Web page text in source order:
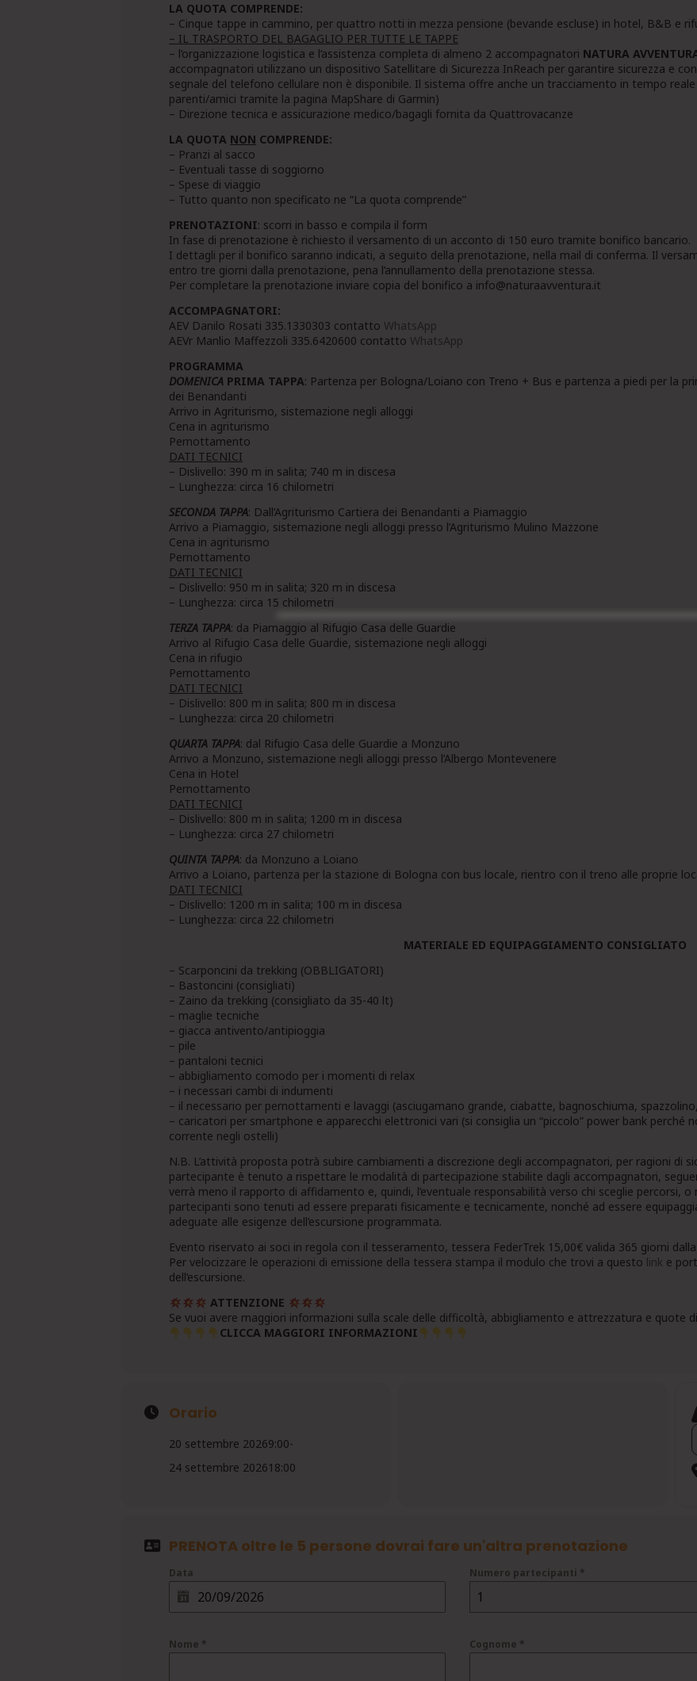
LA QUOTA COMPRENDE:
– Cinque tappe in cammino, per quattro notti in mezza pensione (bevande escluse) in hotel, B&B e
– IL TRASPORTO DEL BAGAGLIO PER TUTTE LE TAPPE
– l’organizzazione logistica e l’assistenza completa di almeno 2 accompagnatori NATURA
accompagnatori utilizzano un dispositivo Satellitare di Sicurezza InReach per garantire sicurezza e
segnale del telefono cellulare non è disponibile. Il sistema offre anche un tracciamento in tempo
parenti/amici tramite la pagina MapShare di Garmin)
– Direzione tecnica e assicurazione medico/bagagli fornita da Quattrovacanze
LA QUOTA NON COMPRENDE:
– Pranzi al sacco
– Eventuali tasse di soggiorno
– Spese di viaggio
– Tutto quanto non specificato ne “La quota comprende”
PRENOTAZIONI: scorri in basso e compila il form
In fase di prenotazione è richiesto il versamento di un acconto di 150 euro tramite bonifico bancario.
I dettagli per il bonifico saranno indicati, a seguito della prenotazione, nella mail di conferma. Il
entro tre giorni dalla prenotazione, pena l’annullamento della prenotazione stessa.
Per completare la prenotazione inviare copia del bonifico a info@naturaavventura.it
ACCOMPAGNATORI:
AEV Danilo Rosati 335.1330303 contatto WhatsApp
AEVr Manlio Maffezzoli 335.6420600 contatto WhatsApp
PROGRAMMA
DOMENICA PRIMA TAPPA: Partenza per Bologna/Loiano con Treno + Bus e partenza a piedi per la
dei Benandanti
Arrivo in Agriturismo, sistemazione negli alloggi
Cena in agriturismo
Pernottamento
DATI TECNICI
– Dislivello: 390 m in salita; 740 m in discesa
– Lunghezza: circa 16 chilometri
SECONDA TAPPA: Dall’Agriturismo Cartiera dei Benandanti a Piamaggio
Arrivo a Piamaggio, sistemazione negli alloggi presso l’Agriturismo Mulino Mazzone
Cena in agriturismo
Pernottamento
DATI TECNICI
– Dislivello: 950 m in salita; 320 m in discesa
– Lunghezza: circa 15 chilometri
TERZA TAPPA: da Piamaggio al Rifugio Casa delle Guardie
Arrivo al Rifugio Casa delle Guardie, sistemazione negli alloggi
Cena in rifugio
Pernottamento
DATI TECNICI
– Dislivello: 800 m in salita; 800 m in discesa
– Lunghezza: circa 20 chilometri
QUARTA TAPPA: dal Rifugio Casa delle Guardie a Monzuno
Arrivo a Monzuno, sistemazione negli alloggi presso l’Albergo Montevenere
Cena in Hotel
Pernottamento
DATI TECNICI
– Dislivello: 800 m in salita; 1200 m in discesa
– Lunghezza: circa 27 chilometri
QUINTA TAPPA: da Monzuno a Loiano
Arrivo a Loiano, partenza per la stazione di Bologna con bus locale, rientro con il treno alle proprie
DATI TECNICI
– Dislivello: 1200 m in salita; 100 m in discesa
– Lunghezza: circa 22 chilometri
MATERIALE ED EQUIPAGGIAMENTO CONSIGLIATO
– Scarponcini da trekking (OBBLIGATORI)
– Bastoncini (consigliati)
– Zaino da trekking (consigliato da 35-40 lt)
– maglie tecniche
– giacca antivento/antipioggia
– pile
– pantaloni tecnici
– abbigliamento comodo per i momenti di relax
– i necessari cambi di indumenti
– il necessario per pernottamenti e lavaggi (asciugamano grande, ciabatte, bagnoschiuma,
– caricatori per smartphone e apparecchi elettronici vari (si consiglia un “piccolo” power bank perché
corrente negli ostelli)
N.B. L’attività proposta potrà subire cambiamenti a discrezione degli accompagnatori, per ragioni di
partecipante è tenuto a rispettare le modalità di partecipazione stabilite dagli accompagnatori,
verrà meno il rapporto di affidamento e, quindi, l’eventuale responsabilità verso chi sceglie percorsi,
partecipanti sono tenuti ad essere preparati fisicamente e tecnicamente, nonché ad essere
adeguate alle esigenze dell’escursione programmata.
Evento riservato ai soci in regola con il tesseramento, tessera FederTrek 15,00€ valida 365 giorni
Per velocizzare le operazioni di emissione della tessera stampa il modulo che trovi a questo link e
dell’escursione.
ATTENZIONE
Se vuoi avere maggiori informazioni sulla scale delle difficoltà, abbigliamento e attrezzatura e quote
CLICCA MAGGIORI INFORMAZIONI
Orario
20 settembre 20269:00-
24 settembre 202618:00
PRENOTA oltre le 5 persone dovrai fare un'altra prenotazione
Data Numero partecipanti *
1
Nome * Cognome *